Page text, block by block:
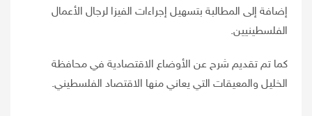
إضافة إلى المطالبة بتسهيل إجراءات الفيزا لرجال الأعمال
الفلسطينيين.
كما تم تقديم شرح عن الأوضاع الاقتصادية في محافظة
الخليل والمعيقات التي يعاني منها الاقتصاد الفلسطيني.